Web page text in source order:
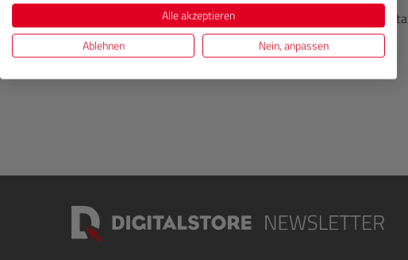
Die Kamera ist mit einem 24,3-Megapixel-Sensor
Bilder mit hoher Detailtreue und dynamischem Kontrast.
Alle akzeptieren
Ablehnen
Nein, anpassen